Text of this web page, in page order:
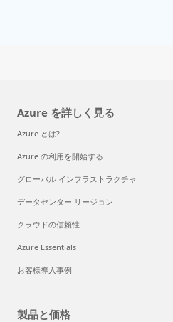
Azure を詳しく見る
Azure とは?
Azure の利用を開始する
グローバル インフラストラクチャ
データセンター リージョン
クラウドの信頼性
Azure Essentials
お客様導入事例
製品と価格